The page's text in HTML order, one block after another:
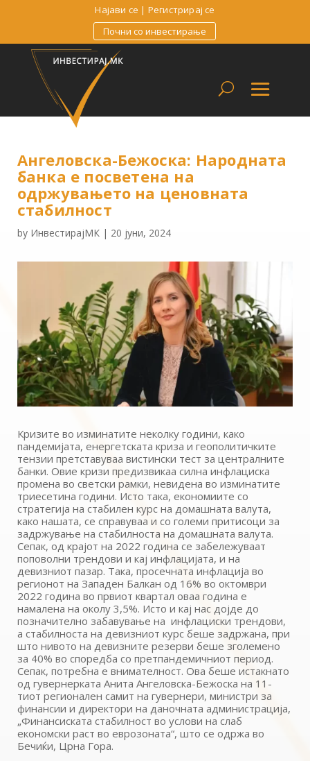
Најави се | Регистрирај се
Почни со инвестирање
Ангеловска-Бежоска: Народната
банка е посветена на
одржувањето на ценовната
стабилност
by ИнвестирајМК| 20 јуни, 2024
Кризите во изминатите неколку години, како
пандемијата, енергетската криза и геополитичките
тензии претставуваа вистински тест за централните
банки. Овие кризи предизвикаа силна инфлациска
промена во светски рамки, невидена во изминатите
триесетина години. Исто така, економиите со
стратегија на стабилен курс на домашната валута,
како нашата, се справуваа и со големи притисоци за
задржување на стабилноста на домашната валута.
Сепак, од крајот на 2022 година се забележуваат
поповолни трендови и кај инфлацијата, и на
девизниот пазар. Така, просечната инфлација во
регионот на Западен Балкан од 16% во октомври
2022 година во првиот квартал оваа година е
намалена на околу 3,5%. Исто и кај нас дојде до
позначително забавување на инфлациски трендови,
а стабилноста на девизниот курс беше задржана, при
што нивото на девизните резерви беше зголемено
за 40% во споредба со претпандемичниот период.
Сепак, потребна е внимателност. Ова беше истакнато
од гувернерката Анита Ангеловска-Бежоска на 11-
тиот регионален самит на гувернери, министри за
финансии и директори на даночната администрација,
„Финансиската стабилност во услови на слаб
економски раст во еврозоната“, што се одржа во
Бечиќи, Црна Гора.